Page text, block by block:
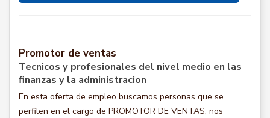
Promotor de ventas
Tecnicos y profesionales del nivel medio en las
finanzas y la administracion
En esta oferta de empleo buscamos personas que se
perfilen en el cargo de PROMOTOR DE VENTAS, nos